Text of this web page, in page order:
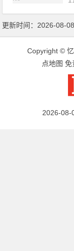
更新时间：2026-08-
Copyright ©
点地图 免
2026-08-